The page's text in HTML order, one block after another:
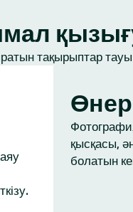
тақырыптар
Өнер
қысқасы,
болатын